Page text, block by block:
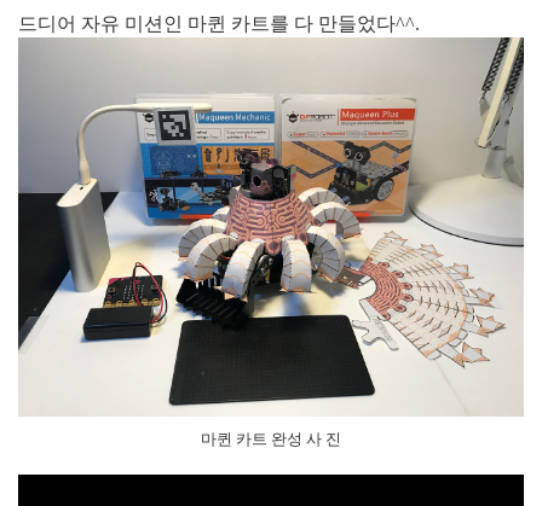
드디어 자유 미션인 마퀸 카트를 다 만들었다^^.
마퀸 카트 완성 사 진